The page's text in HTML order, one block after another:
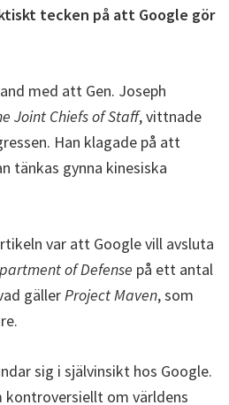
tecken på att Google gör
med att Gen. Joseph
Joint Chiefs of Staff, vittnade
Han klagade på att
tänkas gynna kinesiska
var att Google vill avsluta
of Defense på ett antal
gällerProject Maven, som
sig i självinsikt hos Google.
kontroversiellt om världens